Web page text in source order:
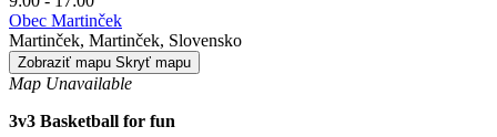
Obec Martinček
Martinček, Martinček, Slovensko
Zobraziť mapu Skryť mapu
Map Unavailable
3v3 Basketball for fun